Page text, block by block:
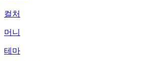
컬처
머니
테마